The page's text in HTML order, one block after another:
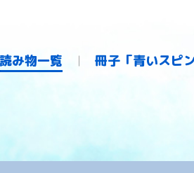
読み物一覧 冊子「青いスピン